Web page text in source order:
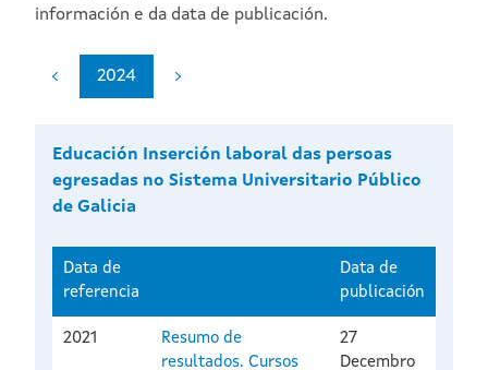
información e da data de publicación.
2024
Educación Inserción laboral das persoas
egresadas no Sistema Universitario Público
de Galicia
Data de
referencia
Data de
publicación
2021
Resumo de
resultados. Cursos
27
Decembro